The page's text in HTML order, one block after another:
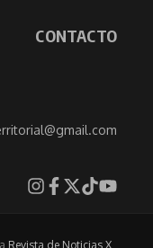
CONTACTO
Revista de Noticias X